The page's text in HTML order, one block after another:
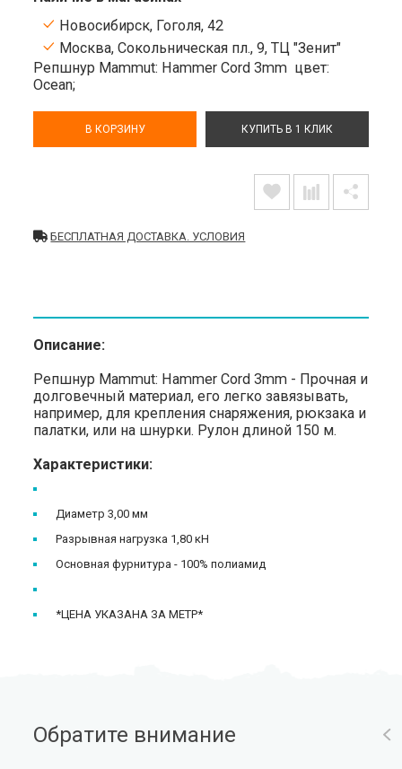
Новосибирск, Гоголя, 42
Москва, Сокольническая пл., 9, ТЦ "Зенит"
Репшнур Mammut: Hammer Cord 3mm цвет:
Ocean;
В КОРЗИНУ КУПИТЬ В 1 КЛИК
БЕСПЛАТНАЯ ДОСТАВКА. УСЛОВИЯ
Описание:
Репшнур Mammut: Hammer Cord 3mm - Прочная и
долговечный материал, его легко завязывать,
например, для крепления снаряжения, рюкзака и
палатки, или на шнурки. Рулон длиной 150 м.
Характеристики:
Диаметр 3,00 мм
Разрывная нагрузка 1,80 кН
Основная фурнитура - 100% полиамид
*ЦЕНА УКАЗАНА ЗА МЕТР*
Обратите внимание